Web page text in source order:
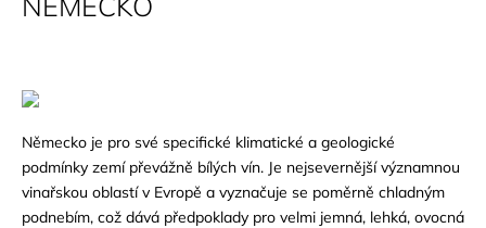
Německo je pro své specifické klimatické a geologické
podmínky zemí převážně bílých vín. Je nejsevernější významnou
vinařskou oblastí v Evropě a vyznačuje se poměrně chladným
podnebím, což dává předpoklady pro velmi jemná, lehká, ovocná